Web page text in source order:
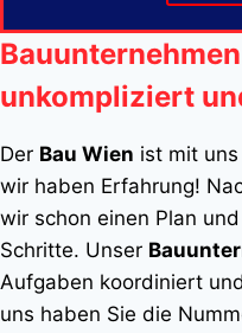
unkompliziert
Der Bau Wien ist mit
wir haben Erfahrung!
wir schon einen Plan
Schritte. Unser
Aufgaben koordiniert
uns haben Sie die